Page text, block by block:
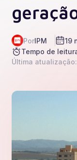
PorIPM
19
Tempo de
Última